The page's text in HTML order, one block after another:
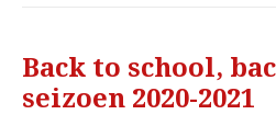
Back to school,
seizoen 2020-2021